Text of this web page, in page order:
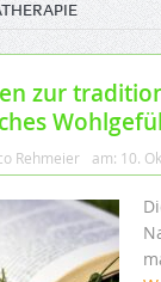
zur
Rehmeier am: 10.